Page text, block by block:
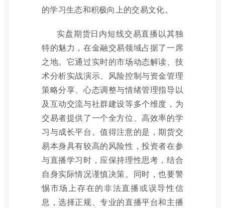
的学习生态和积极向上的交易文化。
实盘期货日内短线交易直播以其独
特的魅力，在金融交易领域占据了一席
之地。它通过实时的市场动态解读、技
术分析实战演示、风险控制与资金管理
策略分享、心态调整与情绪管理指导以
及互动交流与社群建设等多个维度，为
交易者提供了一个全方位、高效率的学
习与成长平台。值得注意的是，期货交
易本身具有较高的风险性，投资者在参
与直播学习时，应保持理性思考，结合
自身实际情况谨慎决策。同时，也要警
惕市场上存在的非法直播或误导性信
息，选择正规、专业的直播平台和主播